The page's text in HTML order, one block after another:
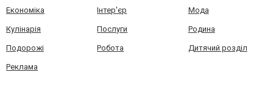
Економіка Інтер'єр Мода
Кулінарія Послуги Родина
Подорожі Робота Дитячий розділ
Реклама